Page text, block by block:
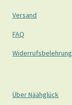
Versand
FAQ
Widerrufsbelehrung
Über Näähglück